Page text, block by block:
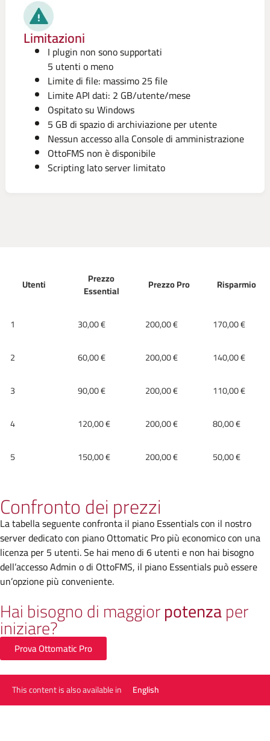
Limitazioni
I plugin non sono supportati
5 utenti o meno
Limite di file: massimo 25 file
Limite API dati: 2 GB/utente/mese
Ospitato su Windows
5 GB di spazio di archiviazione per utente
Nessun accesso alla Console di amministrazione
OttoFMS non è disponibile
Scripting lato server limitato
Utenti Prezzo
Essential Prezzo Pro Risparmio
1 30,00 € 200,00 € 170,00 €
2 60,00 € 200,00 € 140,00 €
3 90,00 € 200,00 € 110,00 €
4 120,00 € 200,00 € 80,00 €
5 150,00 € 200,00 € 50,00 €
Confronto dei prezzi
La tabella seguente confronta il piano Essentials con il nostro
server dedicato con piano Ottomatic Pro più economico con una
licenza per 5 utenti. Se hai meno di 6 utenti e non hai bisogno
dell’accesso Admin o di OttoFMS, il piano Essentials può essere
un’opzione più conveniente.
Hai bisogno di maggiorpotenzaper
iniziare?
Prova Ottomatic Pro
This content is also available in English